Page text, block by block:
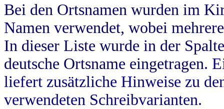
Bei den Ortsnamen wurden im
Namen verwendet, wobei
In dieser Liste wurde in der
deutsche Ortsname eingetragen.
liefert zusätzliche Hinweise zu
verwendeten Schreibvarianten.